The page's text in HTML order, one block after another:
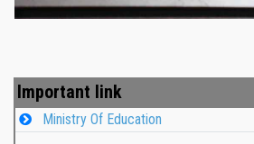
Important link
Ministry Of Education